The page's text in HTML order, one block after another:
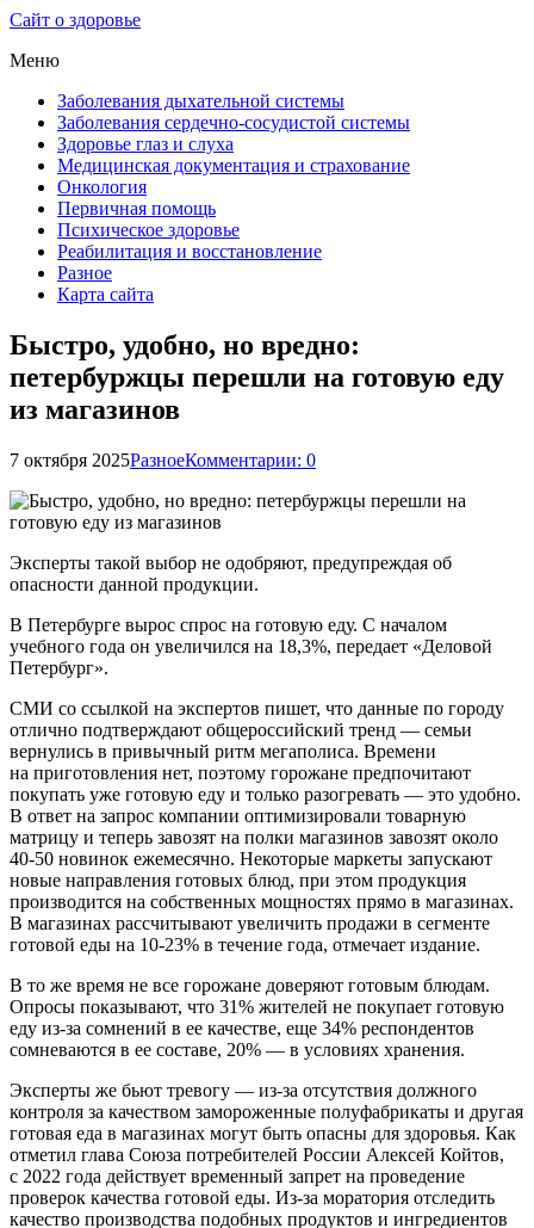
Сайт о здоровье
Меню
Заболевания дыхательной системы
Заболевания сердечно-сосудистой системы
Здоровье глаз и слуха
Медицинская документация и страхование
Онкология
Первичная помощь
Психическое здоровье
Реабилитация и восстановление
Разное
Карта сайта
Быстро, удобно, но вредно:
петербуржцы перешли на готовую еду
из магазинов
7 октября 2025РазноеКомментарии: 0
Эксперты такой выбор не одобряют, предупреждая об
опасности данной продукции.
В Петербурге вырос спрос на готовую еду. С началом
учебного года он увеличился на 18,3%, передает «Деловой
Петербург».
СМИ со ссылкой на экспертов пишет, что данные по городу
отлично подтверждают общероссийский тренд — семьи
вернулись в привычный ритм мегаполиса. Времени
на приготовления нет, поэтому горожане предпочитают
покупать уже готовую еду и только разогревать — это удобно.
В ответ на запрос компании оптимизировали товарную
матрицу и теперь завозят на полки магазинов завозят около
40-50 новинок ежемесячно. Некоторые маркеты запускают
новые направления готовых блюд, при этом продукция
производится на собственных мощностях прямо в магазинах.
В магазинах рассчитывают увеличить продажи в сегменте
готовой еды на 10-23% в течение года, отмечает издание.
В то же время не все горожане доверяют готовым блюдам.
Опросы показывают, что 31% жителей не покупает готовую
еду из-за сомнений в ее качестве, еще 34% респондентов
сомневаются в ее составе, 20% — в условиях хранения.
Эксперты же бьют тревогу — из-за отсутствия должного
контроля за качеством замороженные полуфабрикаты и другая
готовая еда в магазинах могут быть опасны для здоровья. Как
отметил глава Союза потребителей России Алексей Койтов,
с 2022 года действует временный запрет на проведение
проверок качества готовой еды. Из-за моратория отследить
качество производства подобных продуктов и ингредиентов